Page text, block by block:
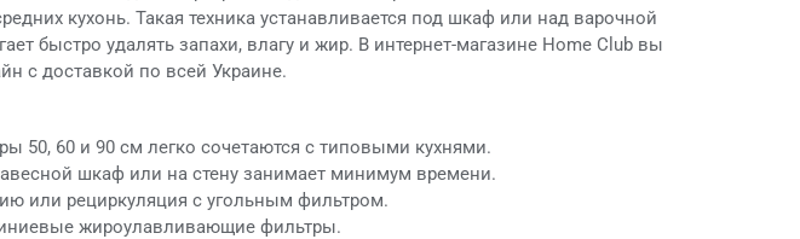
кухонь. Такая техника устанавливается под шкаф или над варочной
быстро удалять запахи, влагу и жир. В интернет-магазине Home Club вы
с доставкой по всей Украине.
50, 60 и 90 см легко сочетаются с типовыми кухнями.
шкаф или на стену занимает минимум времени.
или рециркуляция с угольным фильтром.
жироулавливающие фильтры.